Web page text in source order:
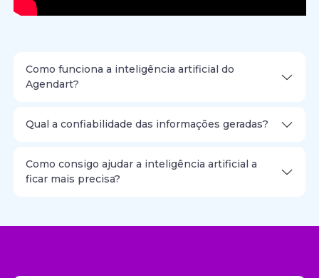
Como funciona a inteligência artificial do
Agendart?
Qual a confiabilidade das informações geradas?
Como consigo ajudar a inteligência artificial a
ficar mais precisa?